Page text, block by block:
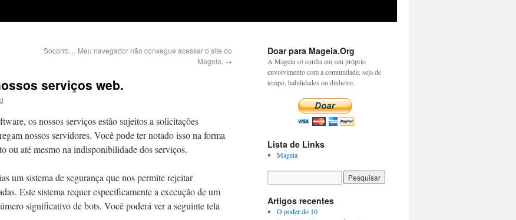
Socorro… Meu navegador não consegue acessar o site do
Mageia. →
serviços web.
os nossos serviços estão sujeitos a solicitações
nossos servidores. Você pode ter notado isso na forma
ou até mesmo na indisponibilidade dos serviços.
um sistema de segurança que nos permite rejeitar
Este sistema requer especificamente a execução de um
significativo de bots. Você poderá ver a seguinte tela
Doar para Mageia.Org
A Mageia só confia em seu próprio
envolvimento com a comunidade, seja de
tempo, habilidades ou dinheiro.
Lista de Links
Mageia
Artigos recentes
O poder do 10